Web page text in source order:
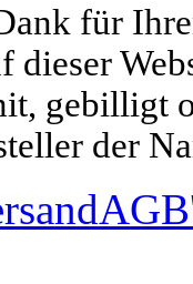
für
dieser
gebilligt
der